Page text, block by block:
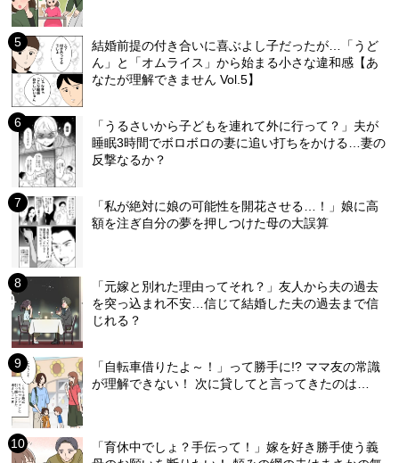
結婚前提の付き合いに喜ぶよし子だったが…「うど
ん」と「オムライス」から始まる小さな違和感【あ
なたが理解できません Vol.5】
「うるさいから子どもを連れて外に行って？」夫が
睡眠3時間でボロボロの妻に追い打ちをかける…妻の
反撃なるか？
「私が絶対に娘の可能性を開花させる…！」娘に高
額を注ぎ自分の夢を押しつけた母の大誤算
「元嫁と別れた理由ってそれ？」友人から夫の過去
を突っ込まれ不安…信じて結婚した夫の過去まで信
じれる？
「自転車借りたよ～！」って勝手に!? ママ友の常識
が理解できない！ 次に貸してと言ってきたのは…
「育休中でしょ？手伝って！」嫁を好き勝手使う義